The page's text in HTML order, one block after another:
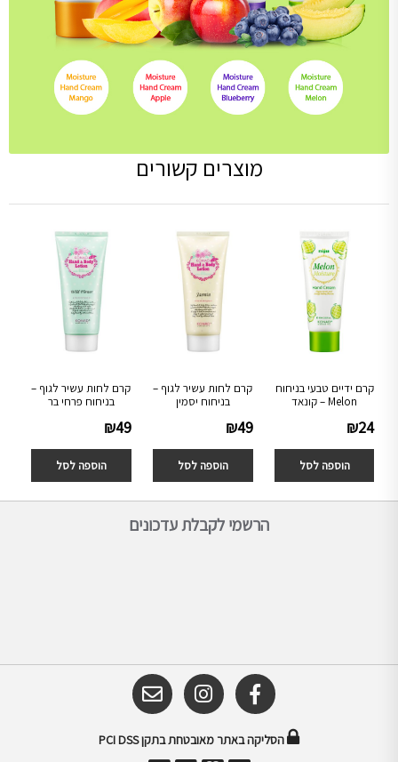
מוצרים קשורים
קרם ידיים טבעי בניחוח
Melon – קונאד
₪24
הוספה לסל
קרם לחות עשיר לגוף –
בניחוח יסמין
₪49
הוספה לסל
קרם לחות עשיר לגוף –
בניחוח פרחי בר
₪49
הוספה לסל
הרשמי לקבלת עדכונים
הסליקה באתר מאובטחת בתקן PCI DSS